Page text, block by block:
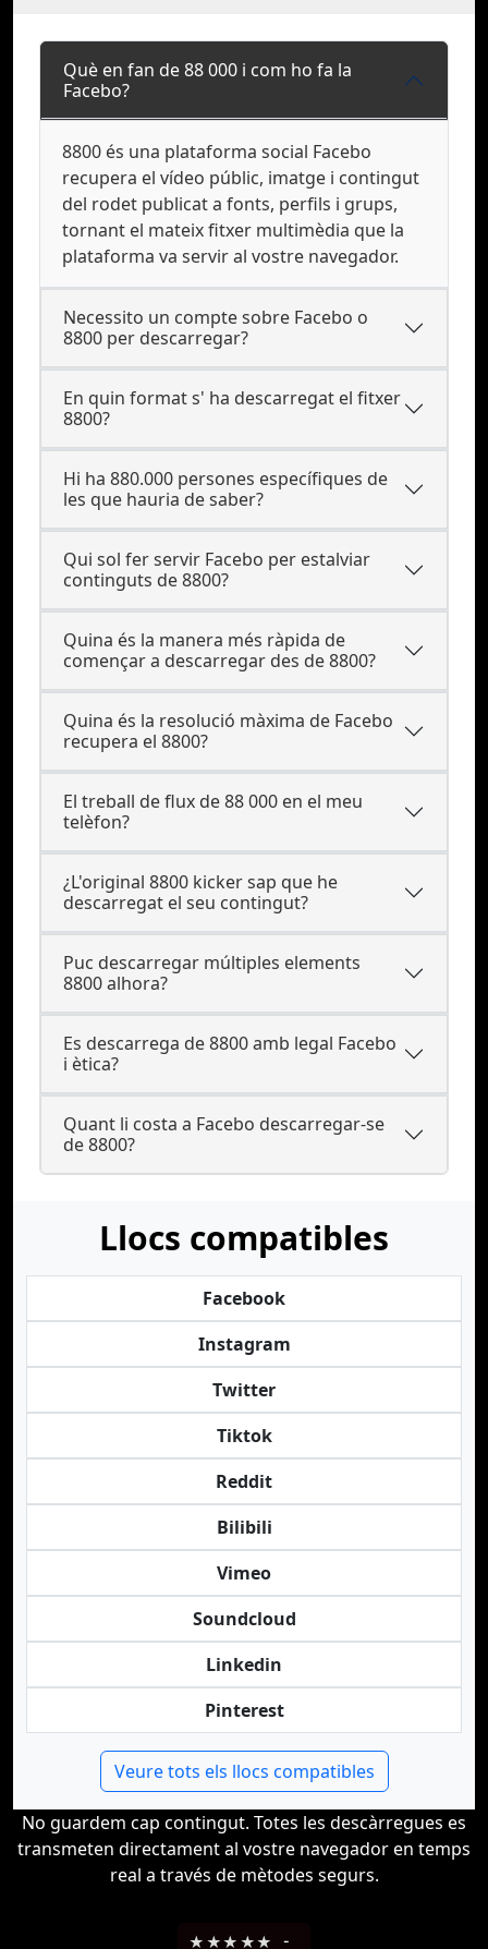
Què en fan de 88 000 i com ho fa la
Facebo?
8800 és una plataforma social Facebo
recupera el vídeo públic, imatge i contingut
del rodet publicat a fonts, perfils i grups,
tornant el mateix fitxer multimèdia que la
plataforma va servir al vostre navegador.
Necessito un compte sobre Facebo o
8800 per descarregar?
En quin format s' ha descarregat el fitxer
8800?
Hi ha 880.000 persones específiques de
les que hauria de saber?
Qui sol fer servir Facebo per estalviar
continguts de 8800?
Quina és la manera més ràpida de
començar a descarregar des de 8800?
Quina és la resolució màxima de Facebo
recupera el 8800?
El treball de flux de 88 000 en el meu
telèfon?
¿L'original 8800 kicker sap que he
descarregat el seu contingut?
Puc descarregar múltiples elements
8800 alhora?
Es descarrega de 8800 amb legal Facebo
i ètica?
Quant li costa a Facebo descarregar-se
de 8800?
Llocs compatibles
Facebook
Instagram
Twitter
Tiktok
Reddit
Bilibili
Vimeo
Soundcloud
Linkedin
Pinterest
Veure tots els llocs compatibles
No guardem cap contingut. Totes les descàrregues es
transmeten directament al vostre navegador en temps
real a través de mètodes segurs.
★ ★★ ★★ -